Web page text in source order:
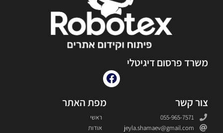
משרד פרסום דיגיטלי
צור קשר
055-965-7571
jeyla.shamaev@gmail.com
מפת האתר
ראשי
אודות